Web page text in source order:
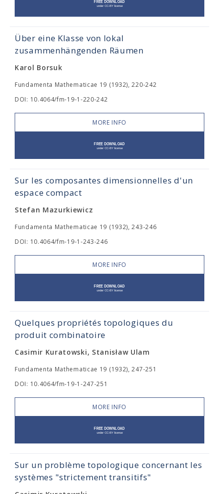
Über eine Klasse von lokal
zusammenhängenden Räumen
Karol Borsuk
Fundamenta Mathematicae 19 (1932), 220-242
DOI: 10.4064/fm-19-1-220-242
MORE INFO
Sur les composantes dimensionnelles d'un
espace compact
Stefan Mazurkiewicz
Fundamenta Mathematicae 19 (1932), 243-246
DOI: 10.4064/fm-19-1-243-246
MORE INFO
Quelques propriétés topologiques du
produit combinatoire
Casimir Kuratowski, Stanisław Ulam
Fundamenta Mathematicae 19 (1932), 247-251
DOI: 10.4064/fm-19-1-247-251
MORE INFO
Sur un problème topologique concernant les
systèmes "strictement transitifs"